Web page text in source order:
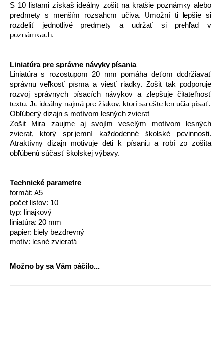
S 10 listami získaš ideálny zošit na kratšie poznámky alebo
predmety s menším rozsahom učiva. Umožní ti lepšie si
rozdeliť jednotlivé predmety a udržať si prehľad v
poznámkach.
Liniatúra pre správne návyky písania
Liniatúra s rozostupom 20 mm pomáha deťom dodržiavať
správnu veľkosť písma a viesť riadky. Zošit tak podporuje
rozvoj správnych písacích návykov a zlepšuje čitateľnosť
textu. Je ideálny najmä pre žiakov, ktorí sa ešte len učia písať.
Obľúbený dizajn s motívom lesných zvierat
Zošit Mira zaujme aj svojím veselým motívom lesných
zvierat, ktorý spríjemní každodenné školské povinnosti.
Atraktívny dizajn motivuje deti k písaniu a robí zo zošita
obľúbenú súčasť školskej výbavy.
Technické parametre
formát: A5
počet listov: 10
typ: linajkový
liniatúra: 20 mm
papier: biely bezdrevný
motív: lesné zvieratá
Možno by sa Vám páčilo...